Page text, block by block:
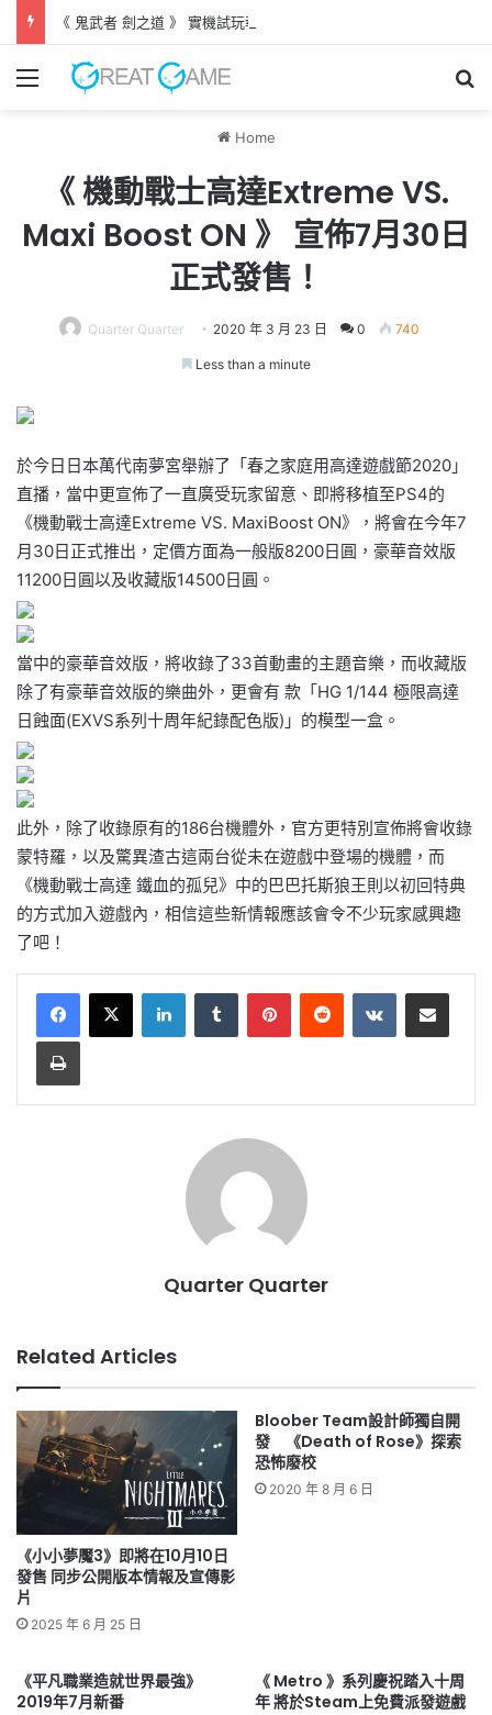
《 鬼武者 劍之道 》 實機試玩報告 源義經將是事件的起源！？
Menu
Home
《 機動戰士高達Extreme VS.
Maxi Boost ON 》 宣佈7月30日
正式發售！
Quarter Quarter 2020 年 3 月 23 日 0 740
Less than a minute
於今日日本萬代南夢宮舉辦了「春之家庭用高達遊戲節2020」
直播，當中更宣佈了一直廣受玩家留意、即將移植至PS4的
《機動戰士高達Extreme VS. MaxiBoost ON》，將會在今年7
月30日正式推出，定價方面為一般版8200日圓，豪華音效版
11200日圓以及收藏版14500日圓。
當中的豪華音效版，將收錄了33首動畫的主題音樂，而收藏版
除了有豪華音效版的樂曲外，更會有 款「HG 1/144 極限高達
日蝕面(EXVS系列十周年紀錄配色版)」的模型一盒。
此外，除了收錄原有的186台機體外，官方更特別宣佈將會收錄
蒙特羅，以及驚異渣古這兩台從未在遊戲中登場的機體，而
《機動戰士高達 鐵血的孤兒》中的巴巴托斯狼王則以初回特典
的方式加入遊戲內，相信這些新情報應該會令不少玩家感興趣
了吧！
LinkedInTumblr PinterestReddit VKontakteShare via Email
Print
Quarter Quarter
Related Articles
《小小夢魘3》即將在10月10日
發售 同步公開版本情報及宣傳影
片
2025 年 6 月 25 日
Bloober Team設計師獨自開
發 《Death of Rose》探索
恐怖廢校
2020 年 8 月 6 日
《平凡職業造就世界最強》
2019年7月新番
《 Metro 》系列慶祝踏入十周
年 將於Steam上免費派發遊戲